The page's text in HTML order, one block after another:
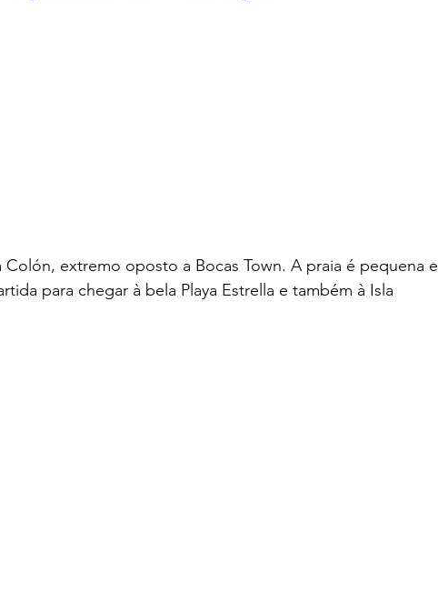
Colón, extremo oposto a Bocas Town. A praia é pequena e
para chegar à bela Playa Estrella e também à Isla